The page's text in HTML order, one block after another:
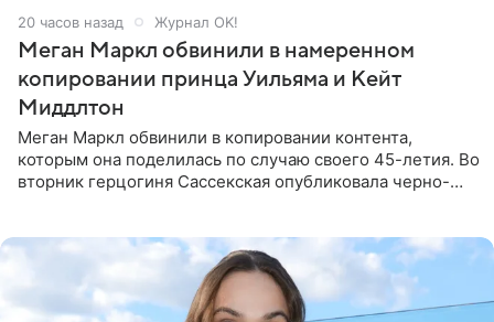
20 часов назад Журнал OK!
Меган Маркл обвинили в намеренном
копировании принца Уильяма и Кейт
Миддлтон
Меган Маркл обвинили в копировании контента,
которым она поделилась по случаю своего 45-летия. Во
вторник герцогиня Сассекская опубликовала черно-